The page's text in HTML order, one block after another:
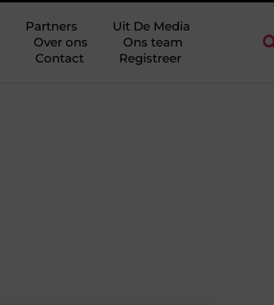
Partners
Uit De Media
Over ons
Ons team
Contact
Registreer